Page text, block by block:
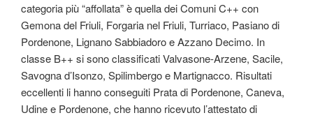
categoria più “affollata” è quella dei Comuni C++ con
Gemona del Friuli, Forgaria nel Friuli, Turriaco, Pasiano di
Pordenone, Lignano Sabbiadoro e Azzano Decimo. In
classe B++ si sono classificati Valvasone-Arzene, Sacile,
Savogna d’Isonzo, Spilimbergo e Martignacco. Risultati
eccellenti li hanno conseguiti Prata di Pordenone, Caneva,
Udine e Pordenone, che hanno ricevuto l’attestato di